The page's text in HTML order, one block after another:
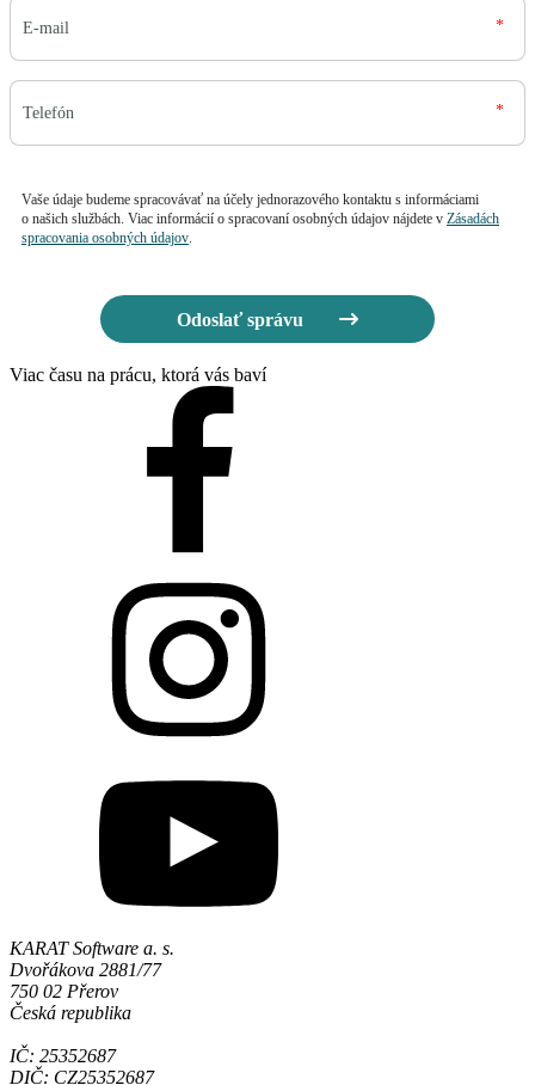
Vaše údaje budeme spracovávať na účely jednorazového kontaktu s informáciami
o našich službách. Viac informácií o spracovaní osobných údajov nájdete v Zásadách
spracovania osobných údajov
Odoslať správu
Viac času na prácu, ktorá vás baví
KARAT Software a. s.
Dvořákova 2881/77
750 02 Přerov
Česká republika
IČ: 25352687
DIČ: CZ25352687